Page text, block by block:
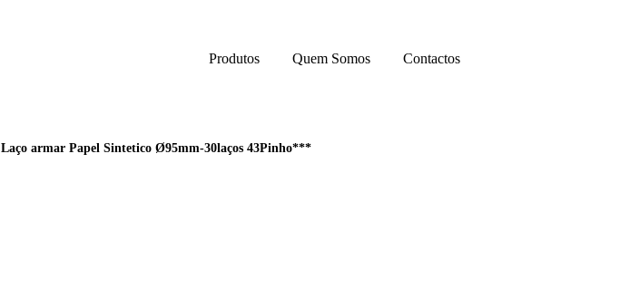
Produtos Quem Somos Contactos
Laço armar Papel Sintetico Ø95mm-30laços 43Pinho***